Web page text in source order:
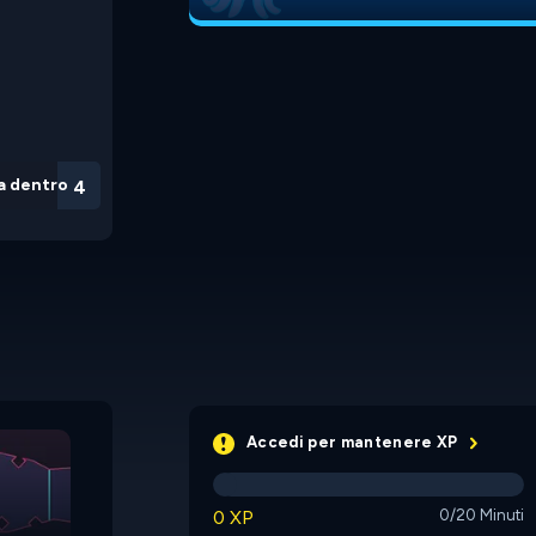
dentro 3
Accedi per mantenere XP
0 XP 0/20 Minuti